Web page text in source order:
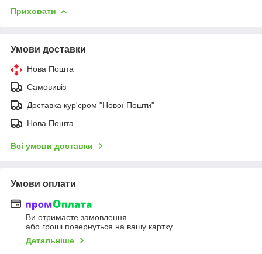
Приховати
Умови доставки
Нова Пошта
Самовивіз
Доставка кур'єром "Нової Пошти"
Нова Пошта
Всі умови доставки
Умови оплати
Ви отримаєте замовлення
або гроші повернуться на вашу картку
Детальніше